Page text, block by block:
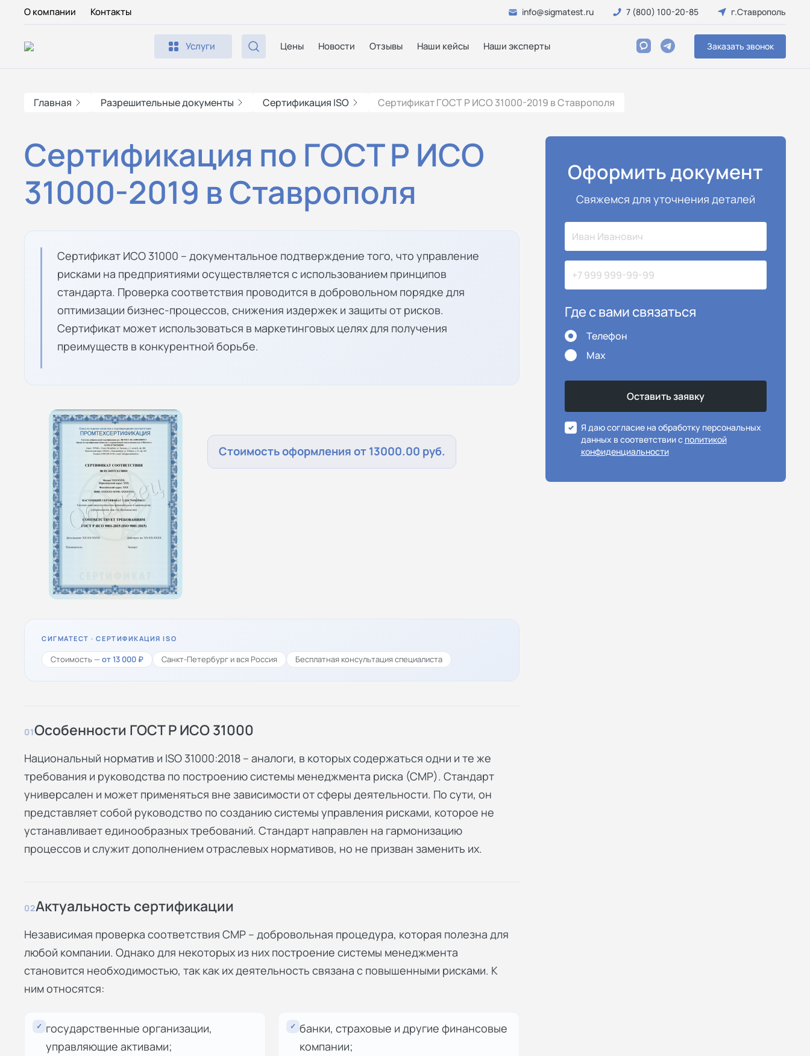
О компании Контакты info@sigmatest.ru 7 (800) 100-20-85 г.Ставрополь
Услуги Цены Новости Отзывы Наши кейсы Наши эксперты Заказать звонок
Главная Разрешительные документы Сертификация ISO Сертификат ГОСТ Р ИСО 31000-2019 в Ставрополя
Сертификация по ГОСТ Р ИСО
31000-2019 в Ставрополя
Сертификат ИСО 31000 – документальное подтверждение того, что управление
рисками на предприятиями осуществляется с использованием принципов
стандарта. Проверка соответствия проводится в добровольном порядке для
оптимизации бизнес-процессов, снижения издержек и защиты от рисков.
Сертификат может использоваться в маркетинговых целях для получения
преимуществ в конкурентной борьбе.
Стоимость оформления от 13000.00 руб.
СИГМАТЕСТ · СЕРТИФИКАЦИЯ ISO
Стоимость —от 13 000 ₽ Санкт-Петербург и вся Россия Бесплатная консультация специалиста
01Особенности ГОСТ Р ИСО 31000
Национальный норматив и ISO 31000:2018 – аналоги, в которых содержаться одни и те же
требования и руководства по построению системы менеджмента риска (СМР). Стандарт
универсален и может применяться вне зависимости от сферы деятельности. По сути, он
представляет собой руководство по созданию системы управления рисками, которое не
устанавливает единообразных требований. Стандарт направлен на гармонизацию
процессов и служит дополнением отраслевых нормативов, но не призван заменить их.
02Актуальность сертификации
Независимая проверка соответствия СМР – добровольная процедура, которая полезна для
любой компании. Однако для некоторых из них построение системы менеджмента
становится необходимостью, так как их деятельность связана с повышенными рисками. К
ним относятся:
✓ государственные организации,
управляющие активами;
✓ банки, страховые и другие финансовые
компании;
Оформить документ
Свяжемся для уточнения деталей
Где с вами связаться
Телефон
Max
Я даю согласие на обработку персональных
данных в соответствии с политикой
конфиденциальности